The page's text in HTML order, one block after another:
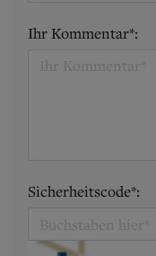
Ihr Kommentar*:
Sicherheitscode*: